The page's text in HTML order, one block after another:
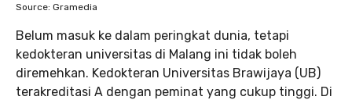
Source: Gramedia
Belum masuk ke dalam peringkat dunia, tetapi
kedokteran universitas di Malang ini tidak boleh
diremehkan. Kedokteran Universitas Brawijaya (UB)
terakreditasi A dengan peminat yang cukup tinggi. Di